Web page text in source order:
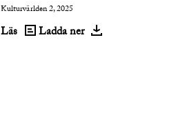
Kulturvärlden 2, 2025
Läs Ladda ner